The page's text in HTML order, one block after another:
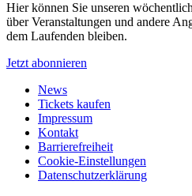
Hier können Sie unseren
über Veranstaltungen und andere
dem Laufenden bleiben.
Jetzt abonnieren
News
Tickets kaufen
Impressum
Kontakt
Barrierefreiheit
Cookie-Einstellungen
Datenschutzerklärung